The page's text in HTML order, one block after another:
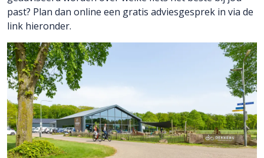
past? Plan dan online een gratis adviesgesprek in via de
link hieronder.